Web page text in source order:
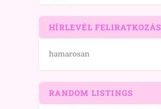
HÍRLEVÉL FELIRATKOZÁS
hamarosan
RANDOM LISTINGS